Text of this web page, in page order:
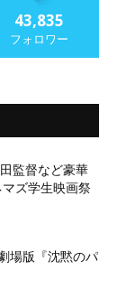
43,835
フォロワー
監督など豪華
ズ学生映画祭
場版『沈黙のパ